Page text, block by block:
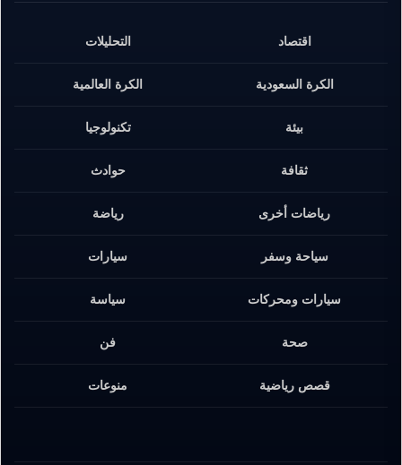
اقتصاد التحليلات
الكرة السعودية الكرة العالمية
بيئة تكنولوجيا
ثقافة حوادث
رياضات أخرى رياضة
سياحة وسفر سيارات
سيارات ومحركات سياسة
صحة فن
قصص رياضية منوعات